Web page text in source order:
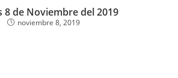
8 de Noviembre del 2019
noviembre 8, 2019